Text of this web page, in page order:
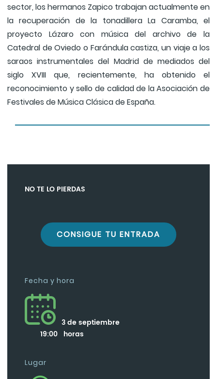
sector, los hermanos Zapico trabajan actualmente en
la recuperación de la tonadillera La Caramba, el
proyecto Lázaro con música del archivo de la
Catedral de Oviedo o Farándula castiza, un viaje a los
saraos instrumentales del Madrid de mediados del
siglo XVIII que, recientemente, ha obtenido el
reconocimiento y sello de calidad de la Asociación de
Festivales de Música Clásica de España.
NO TE LO PIERDAS
CONSIGUE TU ENTRADA
Fecha y hora
3 de septiembre
19:00 horas
Lugar